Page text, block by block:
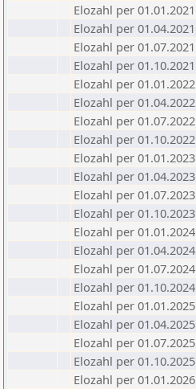
Elozahl per 01.01.2021
Elozahl per 01.04.2021
Elozahl per 01.07.2021
Elozahl per 01.10.2021
Elozahl per 01.01.2022
Elozahl per 01.04.2022
Elozahl per 01.07.2022
Elozahl per 01.10.2022
Elozahl per 01.01.2023
Elozahl per 01.04.2023
Elozahl per 01.07.2023
Elozahl per 01.10.2023
Elozahl per 01.01.2024
Elozahl per 01.04.2024
Elozahl per 01.07.2024
Elozahl per 01.10.2024
Elozahl per 01.01.2025
Elozahl per 01.04.2025
Elozahl per 01.07.2025
Elozahl per 01.10.2025
Elozahl per 01.01.2026